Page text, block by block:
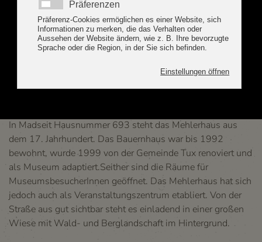
D as 400 Jahre alte Mehlerhaus wurde von der
Gemeinde Tux zu einem Kulturzentrum und
kleinem Museum restauriert. Jeden Montag- und
im Winter von 13.00 bis 17.00 Uhr ist das Mehlerhaus
öffentlich zugänglich und immer wieder Rahmen für
In Madseit Hausnummer 693 steht das Mehlerhaus aus
dem 17. Jahrhundert. Das Bauernhaus war bis 1992
bewohnt, wurde 1999 von der Gemeinde Tux renoviert und
als Museum adaptiert.Seither sind die Räume für
MuseumsbesucherInnen geöffnet. Das Mehlerhaus hat sich
jedoch auch als Veranstaltungszentrum etabliert. Von der
Straße aus gut sichtbar steht es einladend in einer großen
Wiese mit Wald- und Berglandschaft im Hintergrund.